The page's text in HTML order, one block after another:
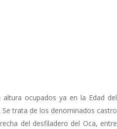
ocupados ya en la Edad del
trata de los denominados castro
del desfiladero del Oca, entre